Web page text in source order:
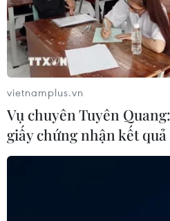
vietnamplus.vn
Vụ chuyên Tuyên
giấy chứng nhận kết